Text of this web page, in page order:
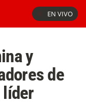
EN VIVO
y
de
líder